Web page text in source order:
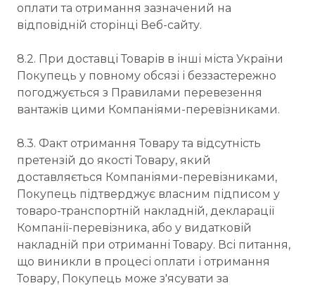
оплати та отримання зазначений на
відповідній сторінці Веб-сайту.
8.2. При доставці Товарів в інші міста України
Покупець у повному обсязі і беззастережно
погоджується з Правилами перевезення
вантажів цими Компаніями-перевізниками.
8.3. Факт отримання Товару та відсутність
претензій до якості Товару, який
доставляється Компаніями-перевізниками,
Покупець підтверджує власним підписом у
товаро-транспортній накладній, декларації
Компанії-перевізника, або у видатковій
накладній при отриманні Товару. Всі питання,
що виникли в процесі оплати і отримання
Товару, Покупець може з'ясувати за